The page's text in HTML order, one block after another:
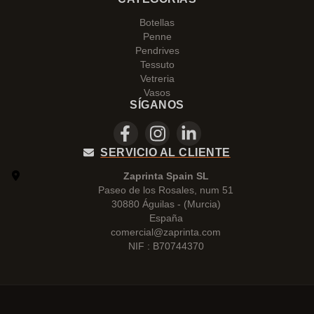
Botellas
Penne
Pendrives
Tessuto
Vetreria
Vasos
SÍGANOS
SERVICIO AL CLIENTE
Zaprinta Spain SL
Paseo de los Rosales, num 51
30880 Águilas - (Murcia)
España
comercial@zaprinta.com
NIF : B70744370